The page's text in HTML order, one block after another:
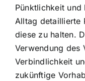
Pünktlichkeit und
Alltag detaillierte
diese zu halten.
Verwendung des
Verbindlichkeit
zukünftige